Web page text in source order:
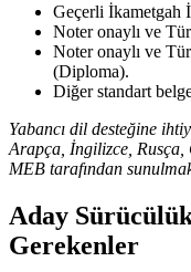
Geçerli İkametgah
Noter onaylı ve
Noter onaylı ve
(Diploma).
Diğer standart
Yabancı dil desteğine
Arapça, İngilizce, Rusça,
MEB tarafından
Aday
Gerekenler